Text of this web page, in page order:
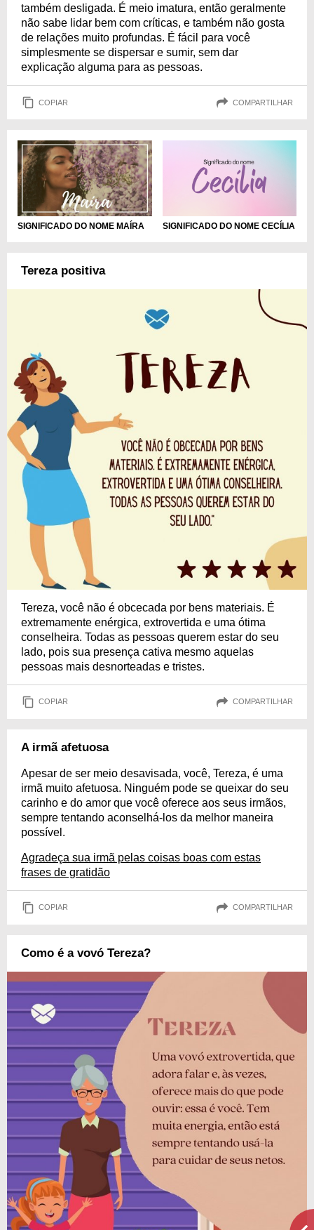
também desligada. É meio imatura, então geralmente
não sabe lidar bem com críticas, e também não gosta
de relações muito profundas. É fácil para você
simplesmente se dispersar e sumir, sem dar
explicação alguma para as pessoas.
COPIAR COMPARTILHAR
SIGNIFICADO DO NOME MAÍRA SIGNIFICADO DO NOME CECÍLIA
Tereza positiva
Tereza, você não é obcecada por bens materiais. É
extremamente enérgica, extrovertida e uma ótima
conselheira. Todas as pessoas querem estar do seu
lado, pois sua presença cativa mesmo aquelas
pessoas mais desnorteadas e tristes.
COPIAR COMPARTILHAR
A irmã afetuosa
Apesar de ser meio desavisada, você, Tereza, é uma
irmã muito afetuosa. Ninguém pode se queixar do seu
carinho e do amor que você oferece aos seus irmãos,
sempre tentando aconselhá-los da melhor maneira
possível.
Agradeça sua irmã pelas coisas boas com estas
frases de gratidão
COPIAR COMPARTILHAR
Como é a vovó Tereza?